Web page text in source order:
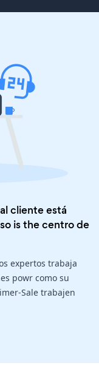
cliente está
is thecentro de
expertos trabaja
powr como su
Sale trabajen